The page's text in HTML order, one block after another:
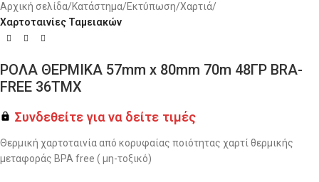
Αρχική σελίδα Κατάστημα Εκτύπωση Χαρτιά
Χαρτοταινίες Ταμειακών
ΡΟΛΑ ΘΕΡΜΙΚΑ 57mm x 80mm 70m 48ΓΡ BRA-
FREE 36ΤΜΧ
Συνδεθείτε για να δείτε τιμές
Θερμική χαρτοταινία από κορυφαίας ποιότητας χαρτί θερμικής
μεταφοράς BPA free ( μη-τοξικό)